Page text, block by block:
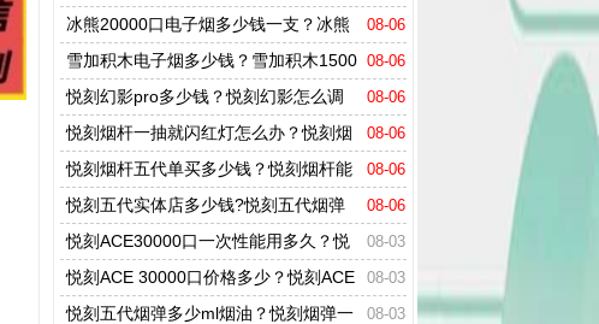
000核心参数介绍 08-06
冰熊20000口电子烟多少钱一支？冰熊
20000一次性能抽多久？ 08-06
雪加积木电子烟多少钱？雪加积木1500
0口味推荐 08-06
悦刻幻影pro多少钱？悦刻幻影怎么调
节烟雾大小？ 08-06
悦刻烟杆一抽就闪红灯怎么办？悦刻烟
弹吸不出来烟怎么办？ 08-06
悦刻烟杆五代单买多少钱？悦刻烟杆能
用多长时间？ 08-06
悦刻五代实体店多少钱?悦刻五代烟弹
多少一盒? 08-03
悦刻ACE30000口一次性能用多久？悦
刻ACE电子烟有多少毫升？ 08-03
悦刻ACE 30000口价格多少？悦刻ACE
一次性电子烟口味推荐 08-03
悦刻五代烟弹多少ml烟油？悦刻烟弹一